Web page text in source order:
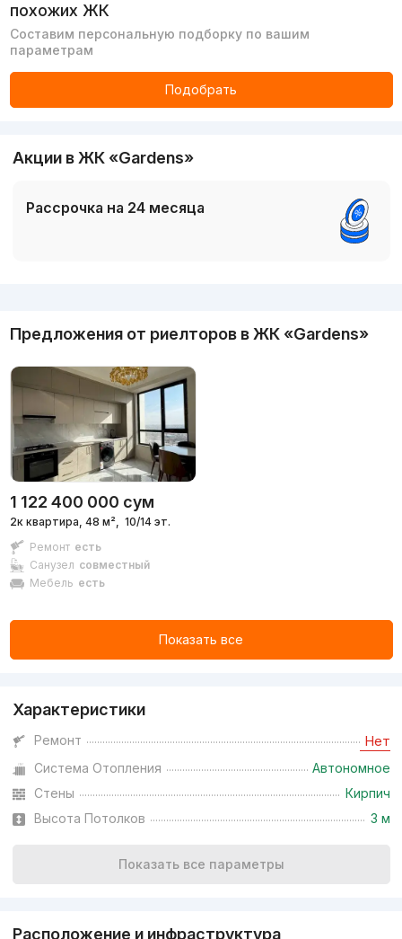
похожих ЖК
Составим персональную подборку по вашим
параметрам
Подобрать
Акции в ЖК «Gardens»
Рассрочка на 24 месяца
Предложения от риелторов в ЖК «Gardens»
1 122 400 000 сум
2к квартира, 48 м², 10/14 эт.
Ремонт есть
Санузел совместный
Мебель есть
Показать все
Характеристики
Ремонт Нет
Система Отопления
Автономное
Стены
Кирпич
Высота Потолков
3 м
Показать все параметры
Расположение и инфраструктура